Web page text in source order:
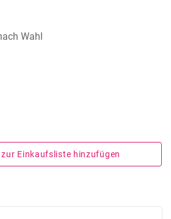
Wahl
Einkaufsliste hinzufügen